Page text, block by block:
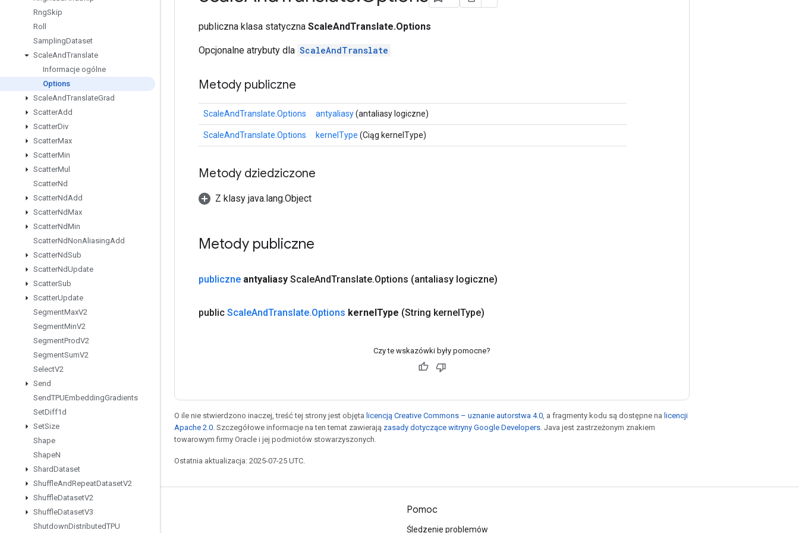
RngSkip
Roll
SamplingDataset
ScaleAndTranslate
Informacje ogólne
Options
ScaleAndTranslateGrad
ScatterAdd
ScatterDiv
ScatterMax
ScatterMin
ScatterMul
ScatterNd
ScatterNdAdd
ScatterNdMax
ScatterNdMin
ScatterNdNonAliasingAdd
ScatterNdSub
ScatterNdUpdate
ScatterSub
ScatterUpdate
SegmentMaxV2
SegmentMinV2
SegmentProdV2
SegmentSumV2
SelectV2
Send
SendTPUEmbeddingGradients
SetDiff1d
SetSize
Shape
ShapeN
ShardDataset
ShuffleAndRepeatDatasetV2
ShuffleDatasetV2
ShuffleDatasetV3
ShutdownDistributedTPU
publiczna klasa statyczna ScaleAndTranslate.Options
Opcjonalne atrybuty dla ScaleAndTranslate
Metody publiczne
ScaleAndTranslate.Options antyaliasy(antaliasy logiczne)
ScaleAndTranslate.Options kernelType (Ciąg kernelType)
Metody dziedziczone
Z klasy java.lang.Object
Metody publiczne
publiczne antyaliasy ScaleAndTranslate.Options (antaliasy logiczne)
public ScaleAndTranslate.Options kernelType (String kernelType)
Czy te wskazówki były pomocne?
O ile nie stwierdzono inaczej, treść tej strony jest objęta licencją Creative Commons – uznanie autorstwa 4.0 , a fragmenty kodu są dostępne na licencji
Apache 2.0 . Szczegółowe informacje na ten temat zawierają zasady dotyczące witryny Google Developers . Java jest zastrzeżonym znakiem
towarowym firmy Oracle i jej podmiotów stowarzyszonych.
Ostatnia aktualizacja: 2025-07-25 UTC.
Pozostawaj w kontakcie Pomoc
Śledzenie problemów